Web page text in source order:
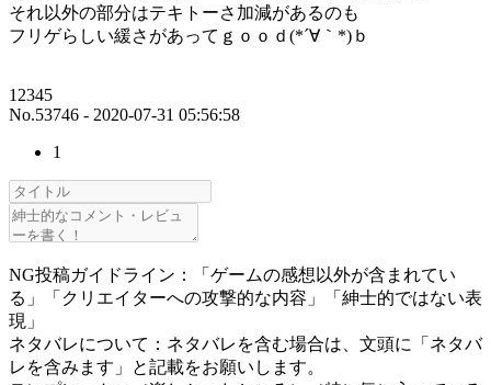
それ以外の部分はテキトーさ加減があるのも
フリゲらしい緩さがあってｇｏｏｄ(*´∀｀*)ｂ
12345
No.53746 - 2020-07-31 05:56:58
1
NG投稿ガイドライン：「ゲームの感想以外が含まれてい
る」「クリエイターへの攻撃的な内容」「紳士的ではない表
現」
ネタバレについて：ネタバレを含む場合は、文頭に「ネタバ
レを含みます」と記載をお願いします。